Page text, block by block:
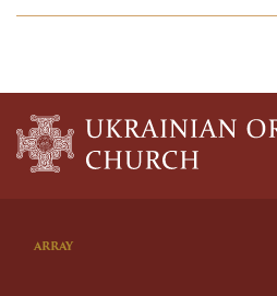
ARRAY